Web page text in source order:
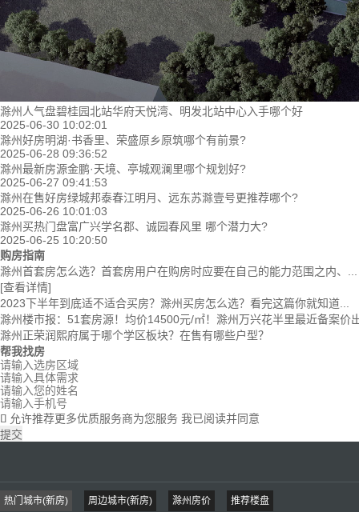
滁州人气盘碧桂园北站华府天悦湾、明发北站中心入手哪个好
2025-06-30 10:02:01
滁州好房明湖·书香里、荣盛原乡原筑哪个有前景?
2025-06-28 09:36:52
滁州最新房源金鹏·天境、亭城观澜里哪个规划好?
2025-06-27 09:41:53
滁州在售好房绿城邦泰春江明月、远东苏滁壹号更推荐哪个?
2025-06-26 10:01:03
滁州买热门盘富广兴学名郡、诚园春风里 哪个潜力大?
2025-06-25 10:20:50
购房指南
滁州首套房怎么选？首套房用户在购房时应要在自己的能力范围之内、...
[查看详情]
2023下半年到底适不适合买房？滁州买房怎么选？看完这篇你就知道...
滁州楼市报：51套房源！均价14500元/㎡！滁州万兴花半里最近备案价
滁州正荣润熙府属于哪个学区板块？在售有哪些户型？
帮我找房
 允许推荐更多优质服务商为您服务 我已阅读并同意
提交
热门城市(新房) 周边城市(新房) 滁州房价 推荐楼盘